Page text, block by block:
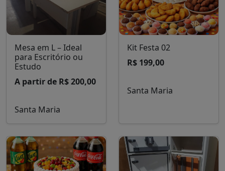
Mesa em L – Ideal
para Escritório ou
Estudo
A partir de R$ 200,00
Santa Maria
Kit Festa 02
R$ 199,00
Santa Maria